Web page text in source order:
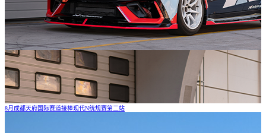
8月成都天府国际赛道接棒现代N统规赛第二站